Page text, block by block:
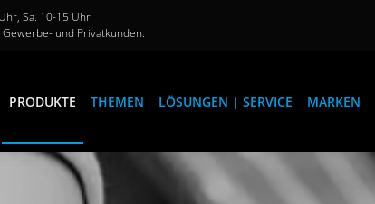
Sa. 10-15 Uhr
und Privatkunden.
PRODUKTE THEMEN LÖSUNGEN | SERVICE MARKEN